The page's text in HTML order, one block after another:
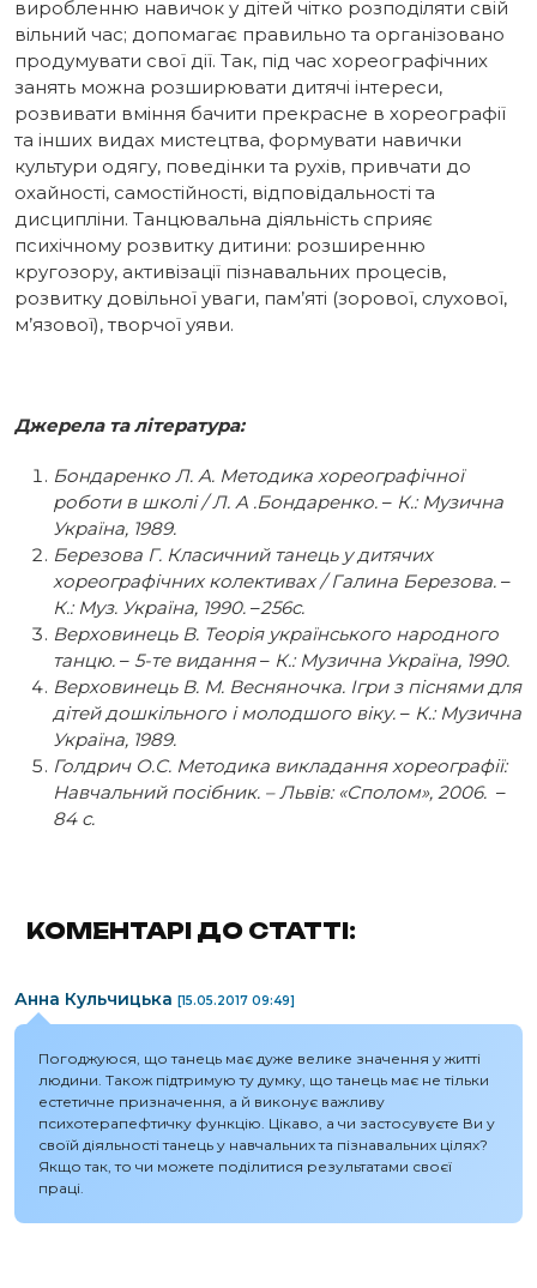
виробленню навичок у дітей чітко розподіляти свій
вільний час; допомагає правильно та організовано
продумувати свої дії. Так, під час хореографічних
занять можна розширювати дитячі інтереси,
розвивати вміння бачити прекрасне в хореографії
та інших видах мистецтва, формувати навички
культури одягу, поведінки та рухів, привчати до
охайності, самостійності, відповідальності та
дисципліни. Танцювальна діяльність сприяє
психічному розвитку дитини: розширенню
кругозору, активізації пізнавальних процесів,
розвитку довільної уваги, пам’яті (зорової, слухової,
м’язової), творчої уяви.
Джерела та література:
Бондаренко Л. А. Методика хореографічної
роботи в школі / Л. А .Бондаренко. – К.: Музична
Україна, 1989.
Березова Г. Класичний танець у дитячих
хореографічних колективах / Галина Березова. –
К.: Муз. Україна, 1990. –256с.
Верховинець В. Теорія українського народного
танцю. – 5-те видання– К.: Музична Україна, 1990.
Верховинець В. М. Весняночка. Ігри з піснями для
дітей дошкільного і молодшого віку. – К.: Музична
Україна, 1989.
Голдрич О.С. Методика викладання хореографії:
Навчальний посібник. – Львів: «Сполом», 2006. –
84 с.
КОМЕНТАРІ ДО СТАТТІ:
Анна Кульчицька [15.05.2017 09:49]
Погоджуюся, що танець має дуже велике значення у житті
людини. Також підтримую ту думку, що танець має не тільки
естетичне призначення, а й виконує важливу
психотерапефтичку функцію. Цікаво, а чи застосувуєте Ви у
своїй діяльності танець у навчальних та пізнавальних цілях?
Якщо так, то чи можете поділитися результатами своєї
праці.